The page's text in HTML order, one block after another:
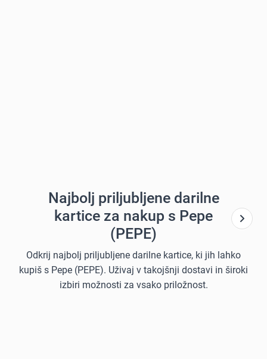
Najbolj priljubljene darilne
kartice za nakup s Pepe
(PEPE)
Odkrij najbolj priljubljene darilne kartice, ki jih lahko
kupiš s Pepe (PEPE). Uživaj v takojšnji dostavi in široki
izbiri možnosti za vsako priložnost.